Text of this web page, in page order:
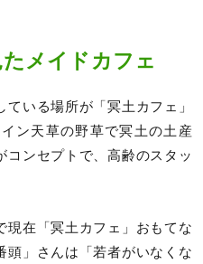
メイドカフェ
いる場所が「冥土カフェ」
ン天草の野草で冥土の土産
コンセプトで、高齢のスタッ
現在「冥土カフェ」おもてな
頭」さんは「若者がいなくな